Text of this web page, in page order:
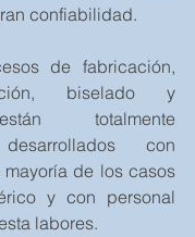
confiabilidad.
de fabricación,
biselado y
totalmente
con
de los casos
y con personal
labores.